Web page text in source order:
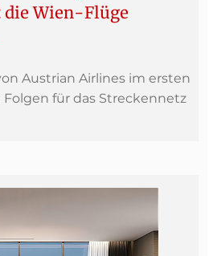
Wien-Flüge
Austrian Airlines im ersten
Folgen für das Streckennetz